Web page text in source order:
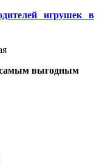
игрушек в
самым выгодным